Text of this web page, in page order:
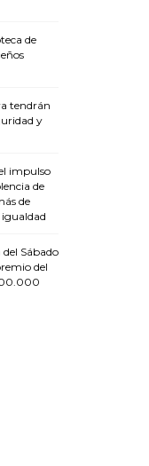
de
tendrán
y
impulso
de
de
Sábado
del